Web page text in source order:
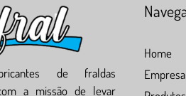
de fraldas
a missão de levar
Home
Empresa